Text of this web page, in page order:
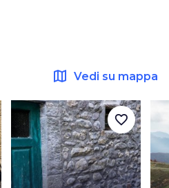
map Vedi su mappa
favorite_border